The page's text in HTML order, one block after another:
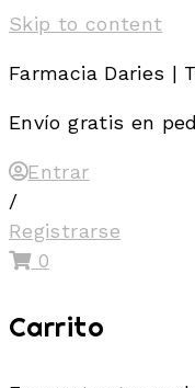
Skip to content
Farmacia Daries |
Envío gratis en
Entrar
/
Registrarse
0
Carrito